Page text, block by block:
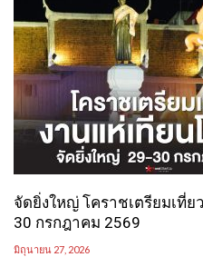
จัดยิ่งใหญ่ โคราชเตรียมเที่ย
30 กรกฎาคม 2569
มิถุนายน 27, 2026